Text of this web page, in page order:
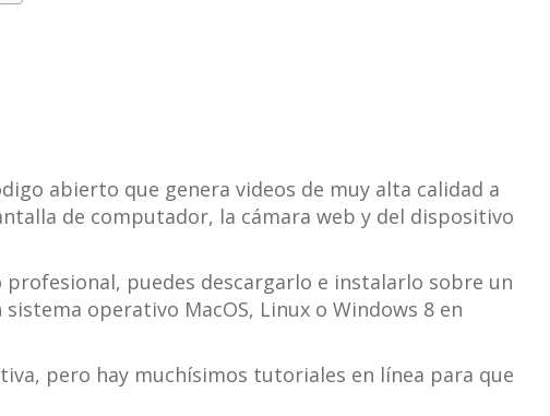
abierto que genera videos de muy alta calidad a
de computador, la cámara web y del dispositivo
profesional, puedes descargarlo e instalarlo sobre un
operativo MacOS, Linux o Windows 8 en
pero hay muchísimos tutoriales en línea para que